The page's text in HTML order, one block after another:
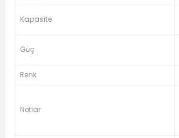
Kapasite
Güç
Renk
Notlar